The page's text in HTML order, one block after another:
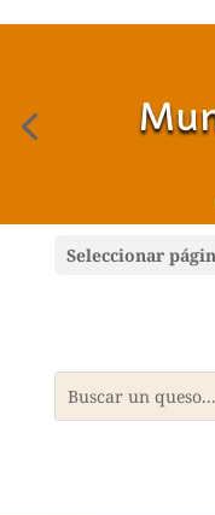
Seleccionar